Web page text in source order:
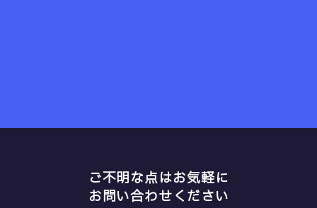
ご不明な点はお気軽に
お問い合わせください